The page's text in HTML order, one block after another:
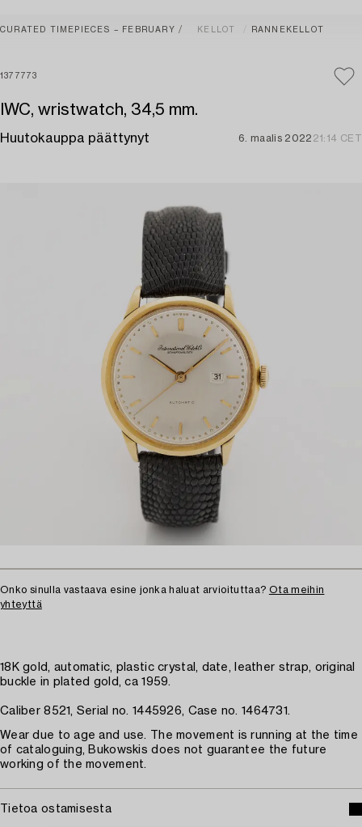
CURATED TIMEPIECES – FEBRUARY KELLOT RANNEKELLOT
1377773
IWC, wristwatch, 34,5 mm.
Huutokauppa päättynyt 6. maalis 2022 21:14 CET
Onko sinulla vastaava esine jonka haluat arvioituttaa? Ota meihin
yhteyttä
18K gold, automatic, plastic crystal, date, leather strap, original
buckle in plated gold, ca 1959.
Caliber 8521, Serial no. 1445926, Case no. 1464731.
Wear due to age and use. The movement is running at the time
of cataloguing, Bukowskis does not guarantee the future
working of the movement.
Tietoa ostamisesta